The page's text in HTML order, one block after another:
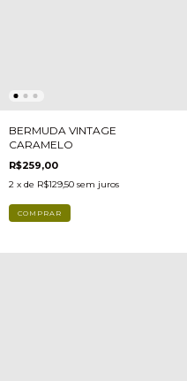
BERMUDA VINTAGE
CARAMELO
R$259,00
2 x de R$129,50 sem juros
COMPRAR